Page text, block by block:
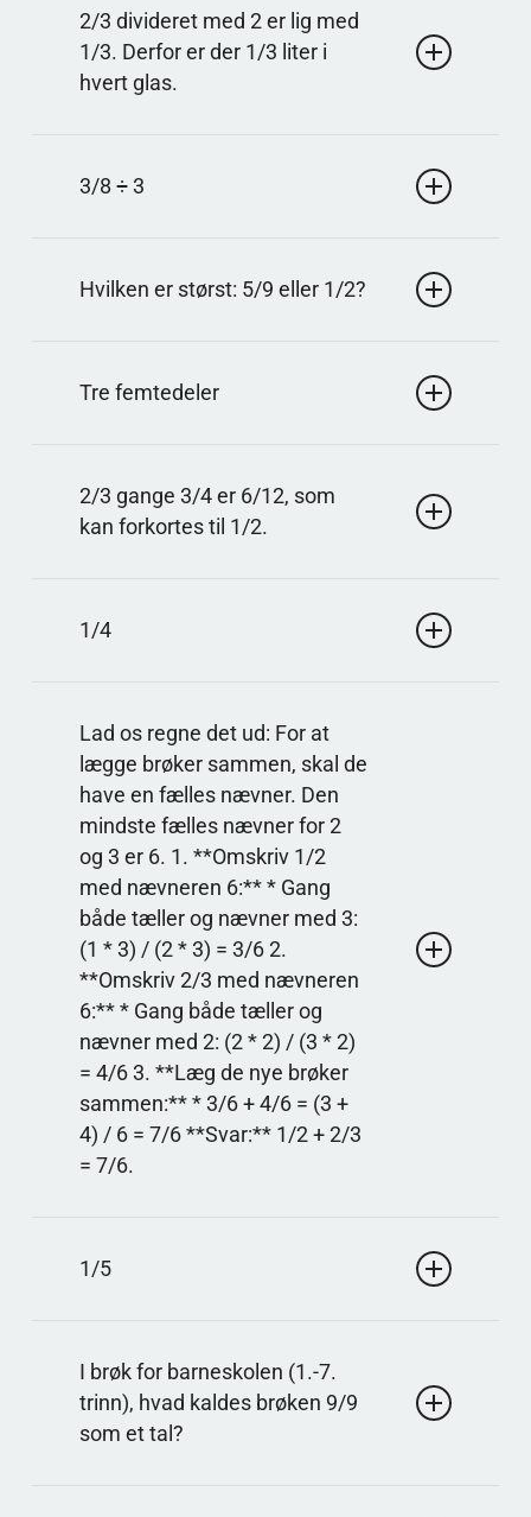
75% betyder 75 ud af 100, altså 75/100. Forkort
ved at dividere med 25, så får du 3/4.
2/3 divideret med 2 er lig med
1/3. Derfor er der 1/3 liter i
hvert glas.
At dividere med 2 er at gange med 1/2. 2/3 · 1/2 =
2/6, som forkortes til 1/3.
3/8 ÷ 3
At dividere med 3 er det samme som at gange med
1/3. 3/8 · 1/3 = 3/24, og 3/24 forkortes til 1/8.
Hvilken er størst: 5/9 eller 1/2?
Med fællesnævneren 18 bliver 5/9 til 10/18, og 1/2
bliver til 9/18, så 10/18 er størst.
Tre femtedeler
dividere med 6, og så får man 3/5.
2/3 gange 3/4 er 6/12, som
kan forkortes til 1/2.
Når du tager en brøkdel af en brøkdel, ganger du
brøkerne. 2/3 · 3/4 = 6/12, og 6/12 kan forkortes
1/4
Både 10 og 40 kan deles på 10. Da blir 10/40 til
1/4, som er enkleste form.
Lad os regne det ud: For at
lægge brøker sammen, skal de
have en fælles nævner. Den
mindste fælles nævner for 2
og 3 er 6. 1. **Omskriv 1/2
med nævneren 6:** * Gang
både tæller og nævner med 3:
(1 * 3) / (2 * 3) = 3/6 2.
**Omskriv 2/3 med nævneren
6:** * Gang både tæller og
nævner med 2: (2 * 2) / (3 * 2)
= 4/6 3. **Læg de nye brøker
sammen:** * 3/6 + 4/6 = (3 +
4) / 6 = 7/6 **Svar:** 1/2 + 2/3
= 7/6.
summen blir 7/6, som er mer enn 1 hel.
1/5
0,2 er to tideler, altså 2/10. Forkort ved at dividere
med 2, så får du 1/5.
I brøk for barneskolen (1.-7.
trinn), hvad kaldes brøken 9/9
som et tal?